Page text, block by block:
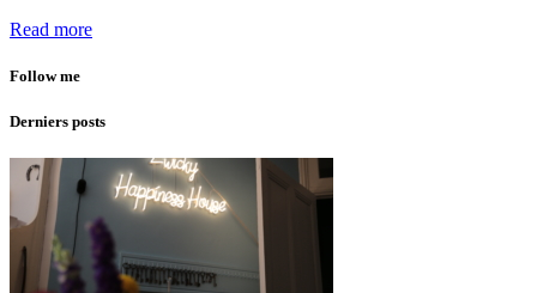
Read more
Follow me
Derniers posts